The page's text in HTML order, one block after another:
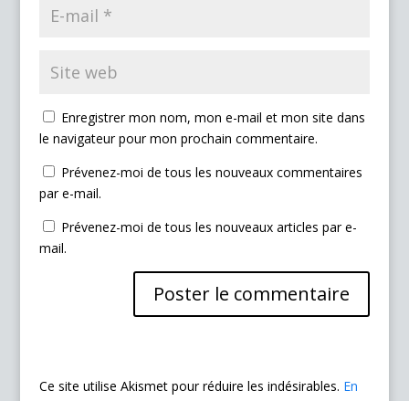
Enregistrer mon nom, mon e-mail et mon site dans
le navigateur pour mon prochain commentaire.
Prévenez-moi de tous les nouveaux commentaires
par e-mail.
Prévenez-moi de tous les nouveaux articles par e-
mail.
Ce site utilise Akismet pour réduire les indésirables. En